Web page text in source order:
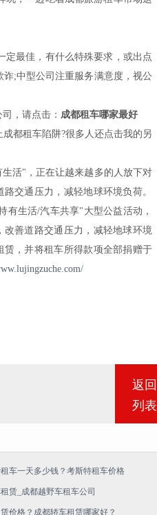
定最佳，有什么特殊要求，或出点
;中型公司注重服务满意度，视公
，请点击： 成都租车哪家最好
都租车陷阱?很多人还点击我的另
活"，正在让越来越多的人放下对
交通压力，减轻地球环境负荷。
有生活/汽车共享"大型公益活动，
善道路交通压力，减轻地球环境
，并将租车所得款项全部捐赠于
返回
列表
车一天多少钱？考斯特租车价格
赁_成都越野车租车公司
价格？成都轿车租赁哪家好？